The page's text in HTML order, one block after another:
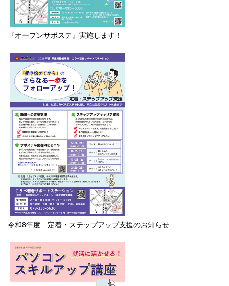
『オープンサポステ』実施します！
令和8年度 定着・ステップアップ支援のお知らせ